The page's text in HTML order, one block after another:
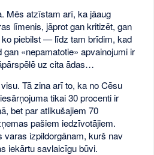
Mēs atzīstam arī, ka jāaug
līmenis, jāprot gan kritizēt, gan
piebilst — līdz tam brīdim, kad
gan «nepamatotie» apvainojumi ir
uz cita ādas…
Tā zina arī to, ka no Cēsu
tikai 30 procenti ir
bet par atlikušajiem 70
pašiem iedzīvotājiem.
izpildorgānam, kurš nav
iekārtu savlaicīgu būvi.